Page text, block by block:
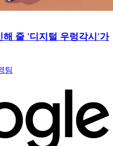
줄 '디지털 우렁각시'가
팀